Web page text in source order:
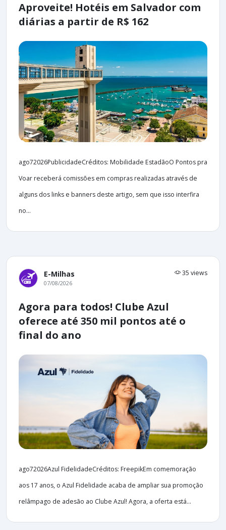
Aproveite! Hotéis em Salvador com
diárias a partir de R$ 162
ago72026PublicidadeCréditos: Mobilidade EstadãoO Pontos pra
Voar receberá comissões em compras realizadas através de
alguns dos links e banners deste artigo, sem que isso interfira
no...
E-Milhas 35 views
07/08/2026
Agora para todos! Clube Azul
oferece até 350 mil pontos até o
final do ano
ago72026Azul FidelidadeCréditos: FreepikEm comemoração
aos 17 anos, o Azul Fidelidade acaba de ampliar sua promoção
relâmpago de adesão ao Clube Azul! Agora, a oferta está...